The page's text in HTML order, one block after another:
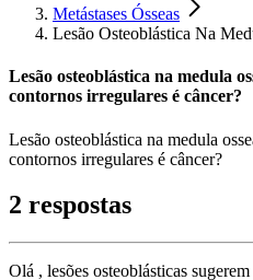
Metástases Ósseas
Lesão Osteoblástica Na
Lesão osteoblástica na medula
contornos irregulares é câncer?
Lesão osteoblástica na medula
contornos irregulares é câncer?
2 respostas
Olá , lesões osteoblásticas